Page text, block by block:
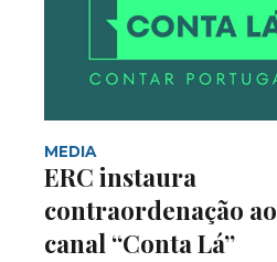
MEDIA
ERC instaura
contraordenação ao
canal “Conta Lá”